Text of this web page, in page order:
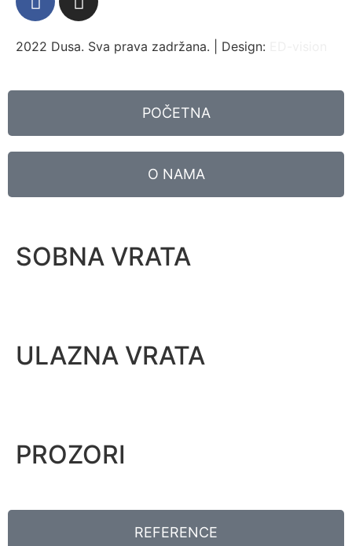
2022 Dusa. Sva prava zadržana. | Design:
POČETNA
O NAMA
SOBNA VRATA
ULAZNA VRATA
PROZORI
REFERENCE